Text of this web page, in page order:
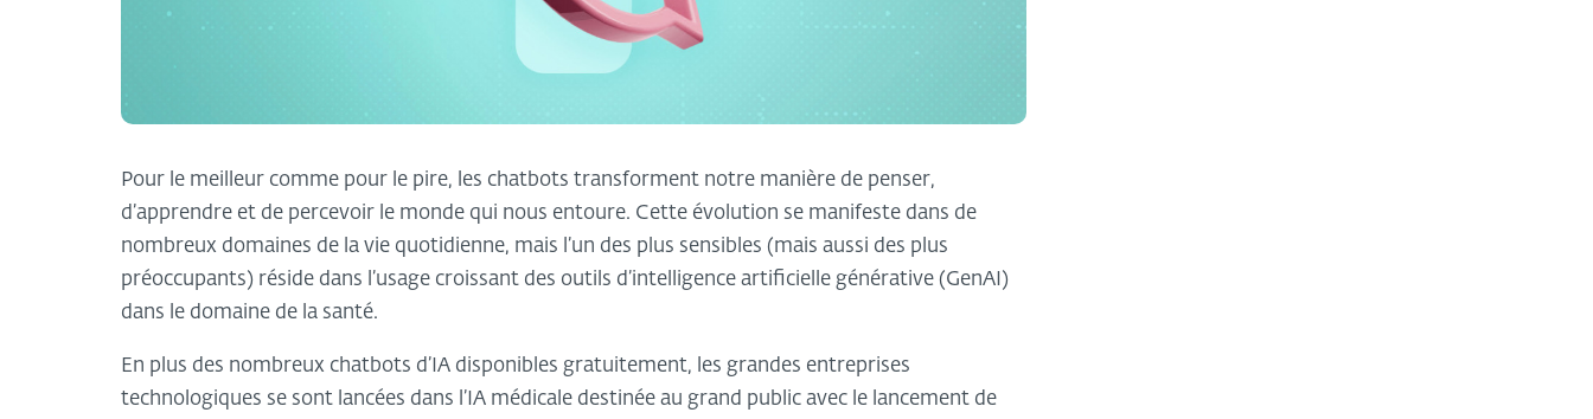
Pour le meilleur comme pour le pire, les chatbots transforment notre manière de penser,
d’apprendre et de percevoir le monde qui nous entoure. Cette évolution se manifeste dans de
nombreux domaines de la vie quotidienne, mais l’un des plus sensibles (mais aussi des plus
préoccupants) réside dans l’usage croissant des outils d’intelligence artificielle générative (GenAI)
dans le domaine de la santé.
En plus des nombreux chatbots d’IA disponibles gratuitement, les grandes entreprises
technologiques se sont lancées dans l’IA médicale destinée au grand public avec le lancement de